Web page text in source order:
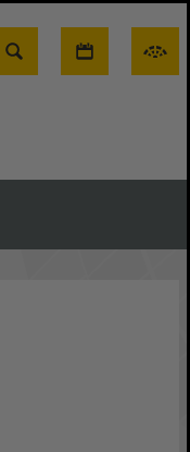
Suche